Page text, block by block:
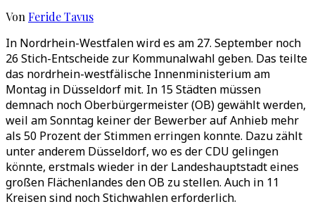
Von Feride Tavus
In Nordrhein-Westfalen wird es am 27. September noch
26 Stich-Entscheide zur Kommunalwahl geben. Das teilte
das nordrhein-westfälische Innenministerium am
Montag in Düsseldorf mit. In 15 Städten müssen
demnach noch Oberbürgermeister (OB) gewählt werden,
weil am Sonntag keiner der Bewerber auf Anhieb mehr
als 50 Prozent der Stimmen erringen konnte. Dazu zählt
unter anderem Düsseldorf, wo es der CDU gelingen
könnte, erstmals wieder in der Landeshauptstadt eines
großen Flächenlandes den OB zu stellen. Auch in 11
Kreisen sind noch Stichwahlen erforderlich.